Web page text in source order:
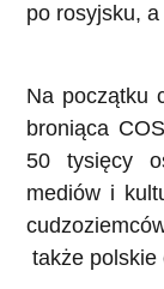
po rosyjsku,
Na początku
broniąca
50 tysięcy
mediów i
także polskie